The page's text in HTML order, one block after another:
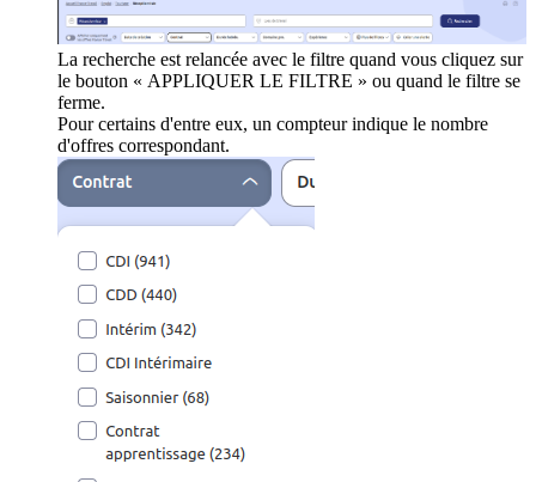
La recherche est relancée avec le filtre quand vous cliquez sur
le bouton « APPLIQUER LE FILTRE » ou quand le filtre se
ferme.
Pour certains d'entre eux, un compteur indique le nombre
d'offres correspondant.